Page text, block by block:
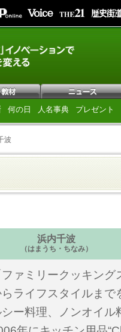
何の日 人名事典 プレゼント
波
浜内千波
（はまうち・ちなみ）
ァミリークッキング
ライフスタイルまで
ー料理、ノンオイル